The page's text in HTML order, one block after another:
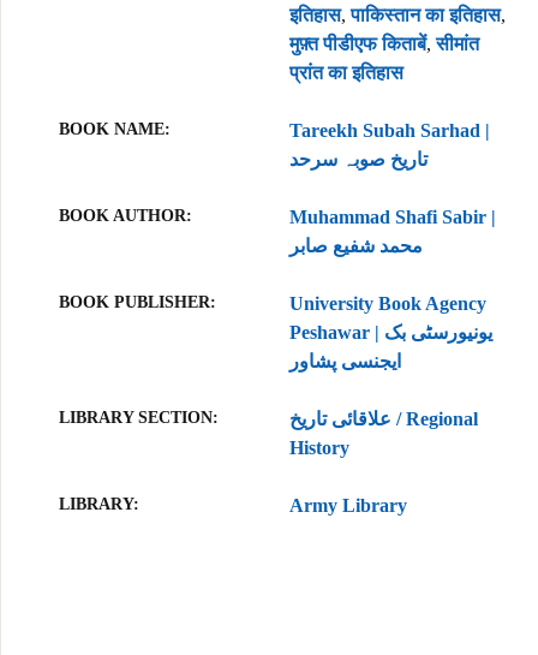
इतिहास,पाकिस्तान का इतिहास,
मुफ़्त पीडीएफ किताबें,सीमांत
प्रांत का इतिहास
BOOK NAME
Tareekh Subah Sarhad |
تاریخ صوبہ سرحد
BOOK AUTHOR
Muhammad Shafi Sabir |
محمد شفیع صابر
BOOK PUBLISHER
University Book Agency
Peshawar | یونیورسٹی بک
ایجنسی پشاور
LIBRARY SECTION
علاقائی تاریخ / Regional
History
LIBRARY Army Library